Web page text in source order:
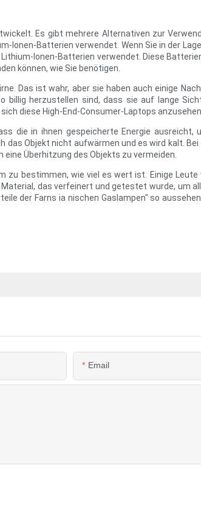
Es gibt mehrere Alternativen zur
Batterien verwendet. Wenn Sie in der
Ionen-Batterien verwendet. Diese
können, wie Sie benötigen.
Das ist wahr, aber sie haben auch einige
herzustellen sind, dass sie auf lange
diese High-End-Consumer-Laptops
die in ihnen gespeicherte Energie
das Objekt nicht aufwärmen und es wird kalt.
Überhitzung des Objekts zu vermeiden.
zu bestimmen, wie viel es wert ist. Einige
das verfeinert und getestet wurde, um
der Farns ia nischen Gaslampen" so
Email